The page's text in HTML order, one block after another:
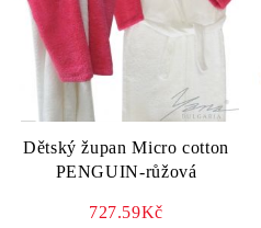
Dětský župan Micro cotton
PENGUIN-růžová
727.59Kč